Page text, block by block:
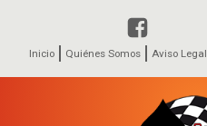
Inicio Quiénes Somos Aviso Legal